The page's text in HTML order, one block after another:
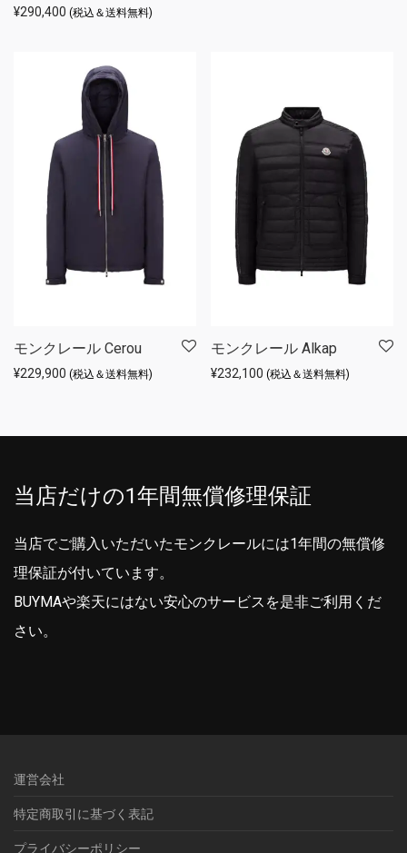
¥290,400 (税込＆送料無料)
モンクレール Cerou
¥229,900 (税込＆送料無料)
モンクレール Alkap
¥232,100 (税込＆送料無料)
当店だけの1年間無償修理保証
当店でご購入いただいたモンクレールには1年間の無償修
理保証が付いています。
BUYMAや楽天にはない安心のサービスを是非ご利用くだ
さい。
運営会社
特定商取引に基づく表記
プライバシーポリシー